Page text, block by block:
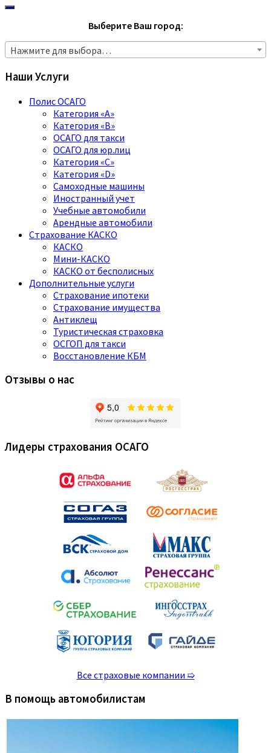
Выберите Ваш город:
Нажмите для выбора…
Наши Услуги
Полис ОСАГО
Категория «A»
Категория «B»
ОСАГО для такси
ОСАГО для юр.лиц
Категория «C»
Категория «D»
Самоходные машины
Иностранный учет
Учебные автомобили
Арендные автомобили
Страхование КАСКО
КАСКО
Мини-КАСКО
КАСКО от бесполисных
Дополнительные услуги
Страхование ипотеки
Страхование имущества
Антиклещ
Туристическая страховка
ОСГОП для такси
Восстановление КБМ
Отзывы о нас
Лидеры страхования ОСАГО
Все страховые компании ➯
В помощь автомобилистам